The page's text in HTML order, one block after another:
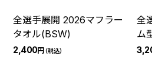
全選手展開 2026マフラー
タオル(BSW)
2,400円（税込）
全
ム